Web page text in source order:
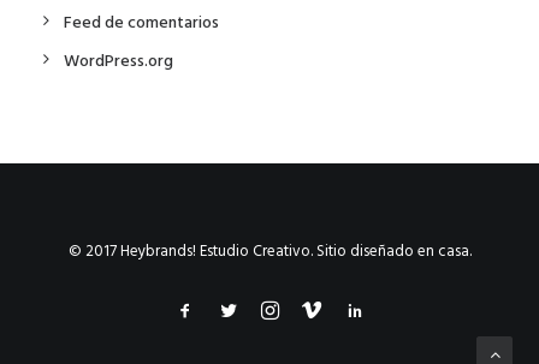
Feed de comentarios
WordPress.org
© 2017 Heybrands! Estudio Creativo. Sitio diseñado en casa.